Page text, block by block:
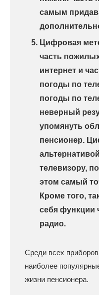
самым
Цифровая
часть
интернет и
погоды по
погоды по
неверный
упомянуть
пенсионер.
телевизору,
этом самый
Кроме того,
себя функции
радио.
Среди всех
наиболее
жизни пенсионера.